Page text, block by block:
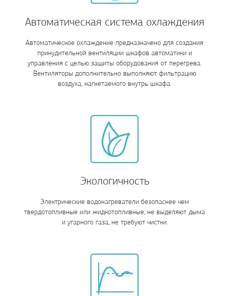
Автоматическая система охлаждения
Автоматическое охлаждение предназначено для создания
принудительной вентиляции шкафов автоматики и
управления с целью защиты оборудования от перегрева.
Вентиляторы дополнительно выполняют фильтрацию
воздуха, нагнетаемого внутрь шкафа.
Экологичность
Электрические водонагреватели безопаснее чем
твердотопливные или жидкотопливные, не выделяют дыма
и угарного газа, не требуют чистки.